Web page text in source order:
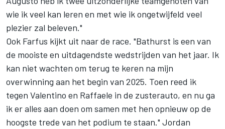
wie ik veel kan leren en met wie ik ongetwijfeld veel
plezier zal beleven."
Ook Farfus kijkt uit naar de race. "Bathurst is een van
de mooiste en uitdagendste wedstrijden van het jaar. Ik
kan niet wachten om terug te keren na mijn
overwinning aan het begin van 2025. Toen reed ik
tegen Valentino en Raffaele in de zusterauto, en nu ga
ik er alles aan doen om samen met hen opnieuw op de
hoogste trede van het podium te staan." Jordan